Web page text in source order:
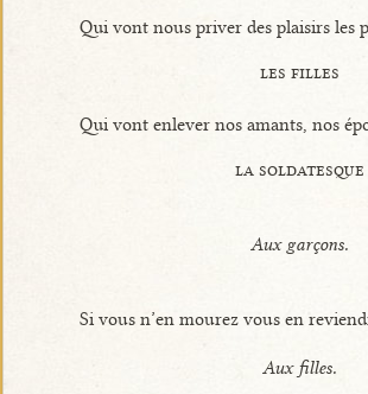
Qui vont nous priver des plaisirs les
les filles
Qui vont enlever nos amants, nos
la soldatesque
Aux garçons.
Si vous n’en mourez vous en
Aux filles.